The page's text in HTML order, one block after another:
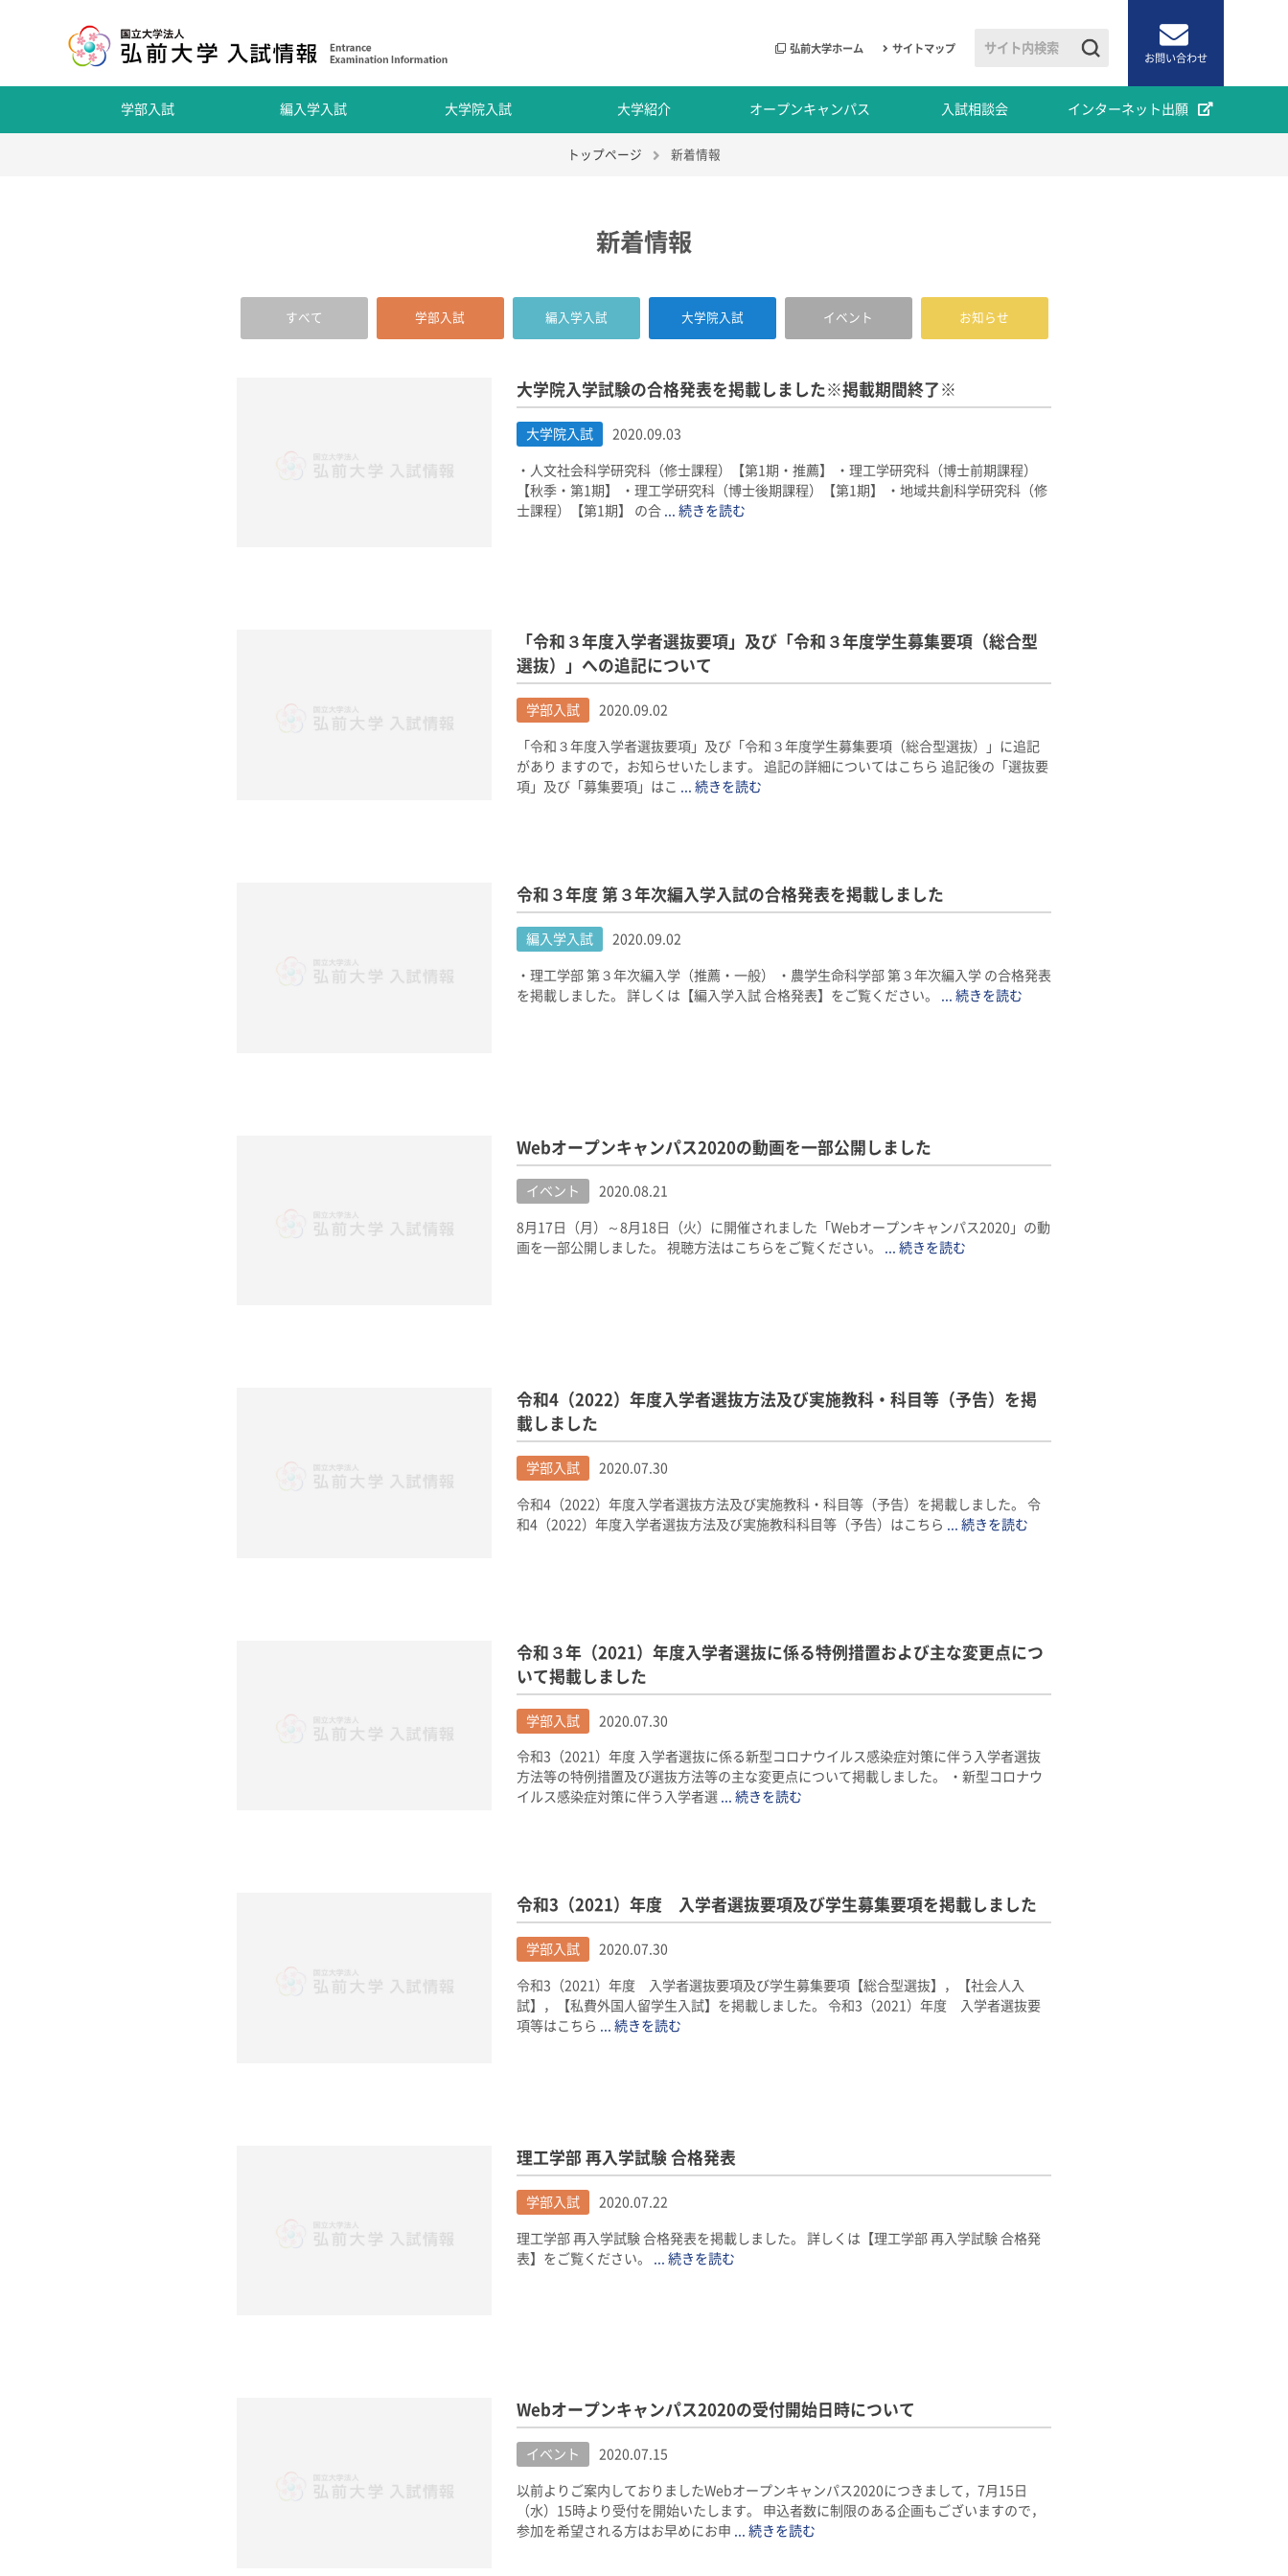
弘前大学ホーム
サイトマップ
お問い合わせ
学部入試 編入学入試 大学院入試 大学紹介 オープンキャンパス 入試相談会 インターネット出願
トップページ 新着情報
新着情報
すべて 学部入試 編入学入試 大学院入試 イベント お知らせ
大学院入学試験の合格発表を掲載しました※掲載期間終了※
大学院入試 2020.09.03
・人文社会科学研究科（修士課程）【第1期・推薦】 ・理工学研究科（博士前期課程）
【秋季・第1期】 ・理工学研究科（博士後期課程）【第1期】 ・地域共創科学研究科（修
士課程）【第1期】 の合
... 続きを読む
「令和３年度入学者選抜要項」及び「令和３年度学生募集要項（総合型
選抜）」への追記について
学部入試 2020.09.02
「令和３年度入学者選抜要項」及び「令和３年度学生募集要項（総合型選抜）」に追記
があり ますので，お知らせいたします。 追記の詳細についてはこちら 追記後の「選抜要
項」及び「募集要項」はこ
... 続きを読む
令和３年度 第３年次編入学入試の合格発表を掲載しました
編入学入試 2020.09.02
・理工学部 第３年次編入学（推薦・一般） ・農学生命科学部 第３年次編入学 の合格発表
を掲載しました。 詳しくは【編入学入試 合格発表】をご覧ください。
... 続きを読む
Webオープンキャンパス2020の動画を一部公開しました
イベント 2020.08.21
8月17日（月）～8月18日（火）に開催されました「Webオープンキャンパス2020」の動
画を一部公開しました。 視聴方法はこちらをご覧ください。
... 続きを読む
令和4（2022）年度入学者選抜方法及び実施教科・科目等（予告）を掲
載しました
学部入試 2020.07.30
令和4（2022）年度入学者選抜方法及び実施教科・科目等（予告）を掲載しました。 令
和4（2022）年度入学者選抜方法及び実施教科科目等（予告）はこちら
... 続きを読む
令和３年（2021）年度入学者選抜に係る特例措置および主な変更点につ
いて掲載しました
学部入試 2020.07.30
令和3（2021）年度 入学者選抜に係る新型コロナウイルス感染症対策に伴う入学者選抜
方法等の特例措置及び選抜方法等の主な変更点について掲載しました。 ・新型コロナウ
イルス感染症対策に伴う入学者選
... 続きを読む
令和3（2021）年度 入学者選抜要項及び学生募集要項を掲載しました
学部入試 2020.07.30
令和3（2021）年度 入学者選抜要項及び学生募集要項【総合型選抜】，【社会人入
試】，【私費外国人留学生入試】を掲載しました。 令和3（2021）年度 入学者選抜要
項等はこちら
... 続きを読む
理工学部 再入学試験 合格発表
学部入試 2020.07.22
理工学部 再入学試験 合格発表を掲載しました。 詳しくは【理工学部 再入学試験 合格発
表】をご覧ください。
... 続きを読む
Webオープンキャンパス2020の受付開始日時について
イベント 2020.07.15
以前よりご案内しておりましたWebオープンキャンパス2020につきまして，7月15日
（水）15時より受付を開始いたします。 申込者数に制限のある企画もございますので，
参加を希望される方はお早めにお申
... 続きを読む